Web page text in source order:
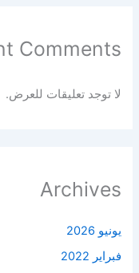
Comments
لا توجد تعليقات للعرض.
Archives
يونيو 2026
فبراير 2022